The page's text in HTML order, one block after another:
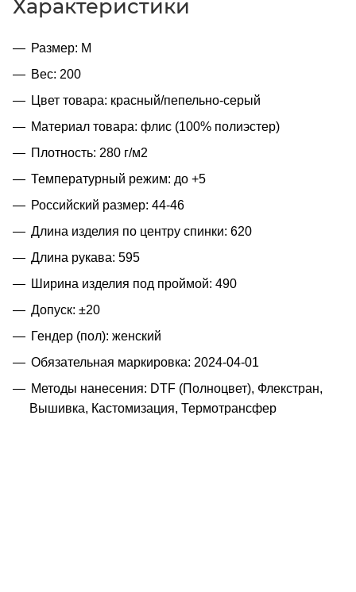
Характеристики
Размер: M
Вес: 200
Цвет товара: красный/пепельно-серый
Материал товара: флис (100% полиэстер)
Плотность: 280 г/м2
Температурный режим: до +5
Российский размер: 44-46
Длина изделия по центру спинки: 620
Длина рукава: 595
Ширина изделия под проймой: 490
Допуск: ±20
Гендер (пол): женский
Обязательная маркировка: 2024-04-01
Методы нанесения: DTF (Полноцвет), Флекстран,
Вышивка, Кастомизация, Термотрансфер